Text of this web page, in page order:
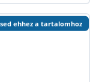
ehhez a tartalomhoz